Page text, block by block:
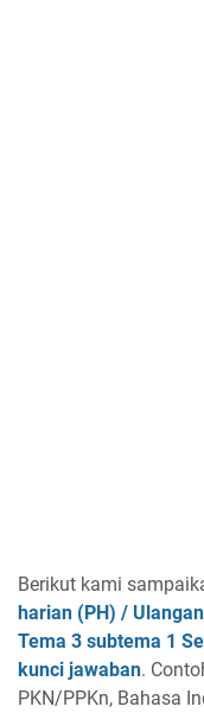
Berikut kami
harian (PH) /
Tema 3 subtema 1
kunci jawaban.
PKN/PPKn, Bahasa